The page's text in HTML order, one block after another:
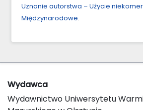
Uznanie autorstwa – Użycie
Międzynarodowe.
Wydawca
Wydawnictwo Uniwersytetu